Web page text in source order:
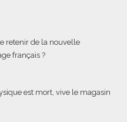
retenir de la nouvelle
français ?
est mort, vive le magasin